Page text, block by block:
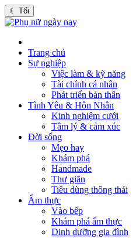
☾ Tối
Trang chủ
Sự nghiệp
Việc làm & kỹ năng
Tài chính cá nhân
Phát triển bản thân
Tình Yêu & Hôn Nhân
Kinh nghiệm cưới
Tâm lý & cảm xúc
Đời sống
Mẹo hay
Khám phá
Handmade
Thư giãn
Tiêu dùng thông thái
Ẩm thực
Vào bếp
Khám phá ẩm thực
Dinh dưỡng gia đình